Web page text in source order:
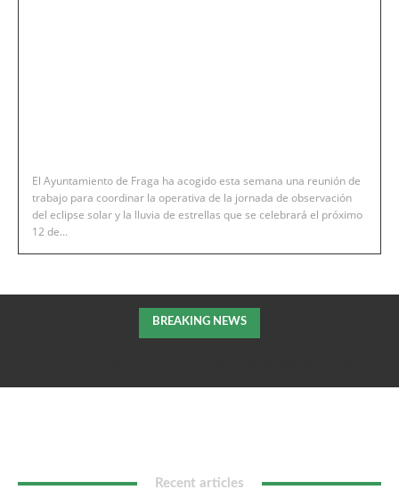
El Ayuntamiento de Fraga ha acogido esta semana una reunión de
trabajo para coordinar la operativa de la jornada de observación
del eclipse solar y la lluvia de estrellas que se celebrará el próximo
12 de...
BREAKING NEWS
Recent articles